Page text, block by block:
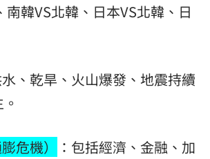
南韓VS北韓、日本VS北韓、日
、乾旱、火山爆發、地震持續
危機）
：包括經濟、金融、加